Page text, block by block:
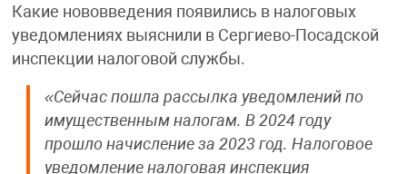
Какие нововведения появились в налоговых
уведомлениях выяснили в Сергиево-Посадской
инспекции налоговой службы.
«Сейчас пошла рассылка уведомлений по
имущественным налогам. В 2024 году
прошло начисление за 2023 год. Налоговое
уведомление налоговая инспекция